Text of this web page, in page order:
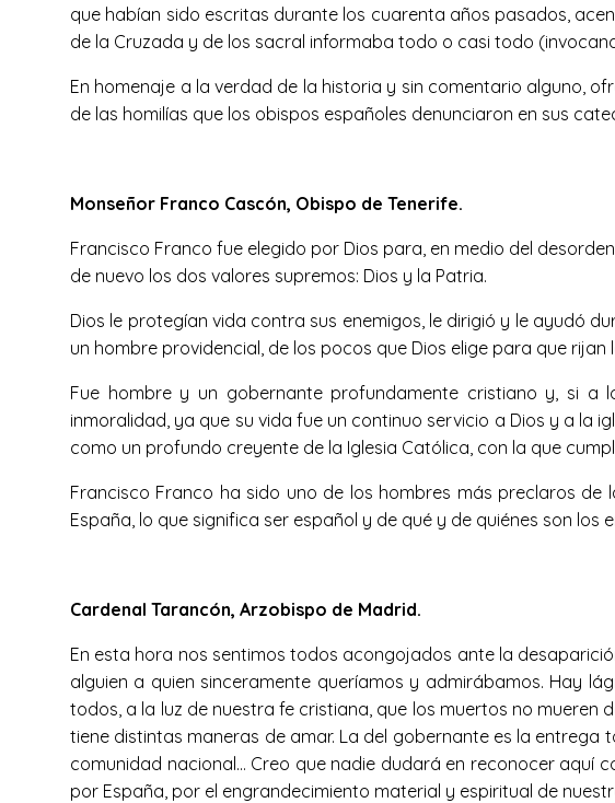
que habían sido escritas durante los cuarenta años pasados,
de la Cruzada y de los sacral informaba todo o casi todo
En homenaje a la verdad de la historia y sin comentario alguno,
de las homilías que los obispos españoles denunciaron en sus
Monseñor Franco Cascón, Obispo de Tenerife.
Francisco Franco fue elegido por Dios para, en medio del
de nuevo los dos valores supremos: Dios y la Patria.
Dios le protegían vida contra sus enemigos, le dirigió y le ayudó
un hombre providencial, de los pocos que Dios elige para que
Fue hombre y un gobernante profundamente cristiano y, si
inmoralidad, ya que su vida fue un continuo servicio a Dios y a la
como un profundo creyente de la Iglesia Católica, con la que
Francisco Franco ha sido uno de los hombres más preclaros
España, lo que significa ser español y de qué y de quiénes son los
Cardenal Tarancón, Arzobispo de Madrid.
En esta hora nos sentimos todos acongojados ante la
alguien a quien sinceramente queríamos y admirábamos. Hay
todos, a la luz de nuestra fe cristiana, que los muertos no
tiene distintas maneras de amar. La del gobernante es la entrega
comunidad nacional… Creo que nadie dudará en reconocer aquí
por España, por el engrandecimiento material y espiritual de